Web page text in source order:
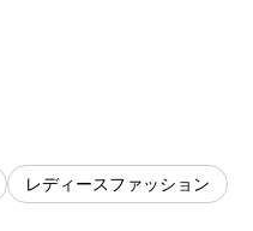
レディースファッション